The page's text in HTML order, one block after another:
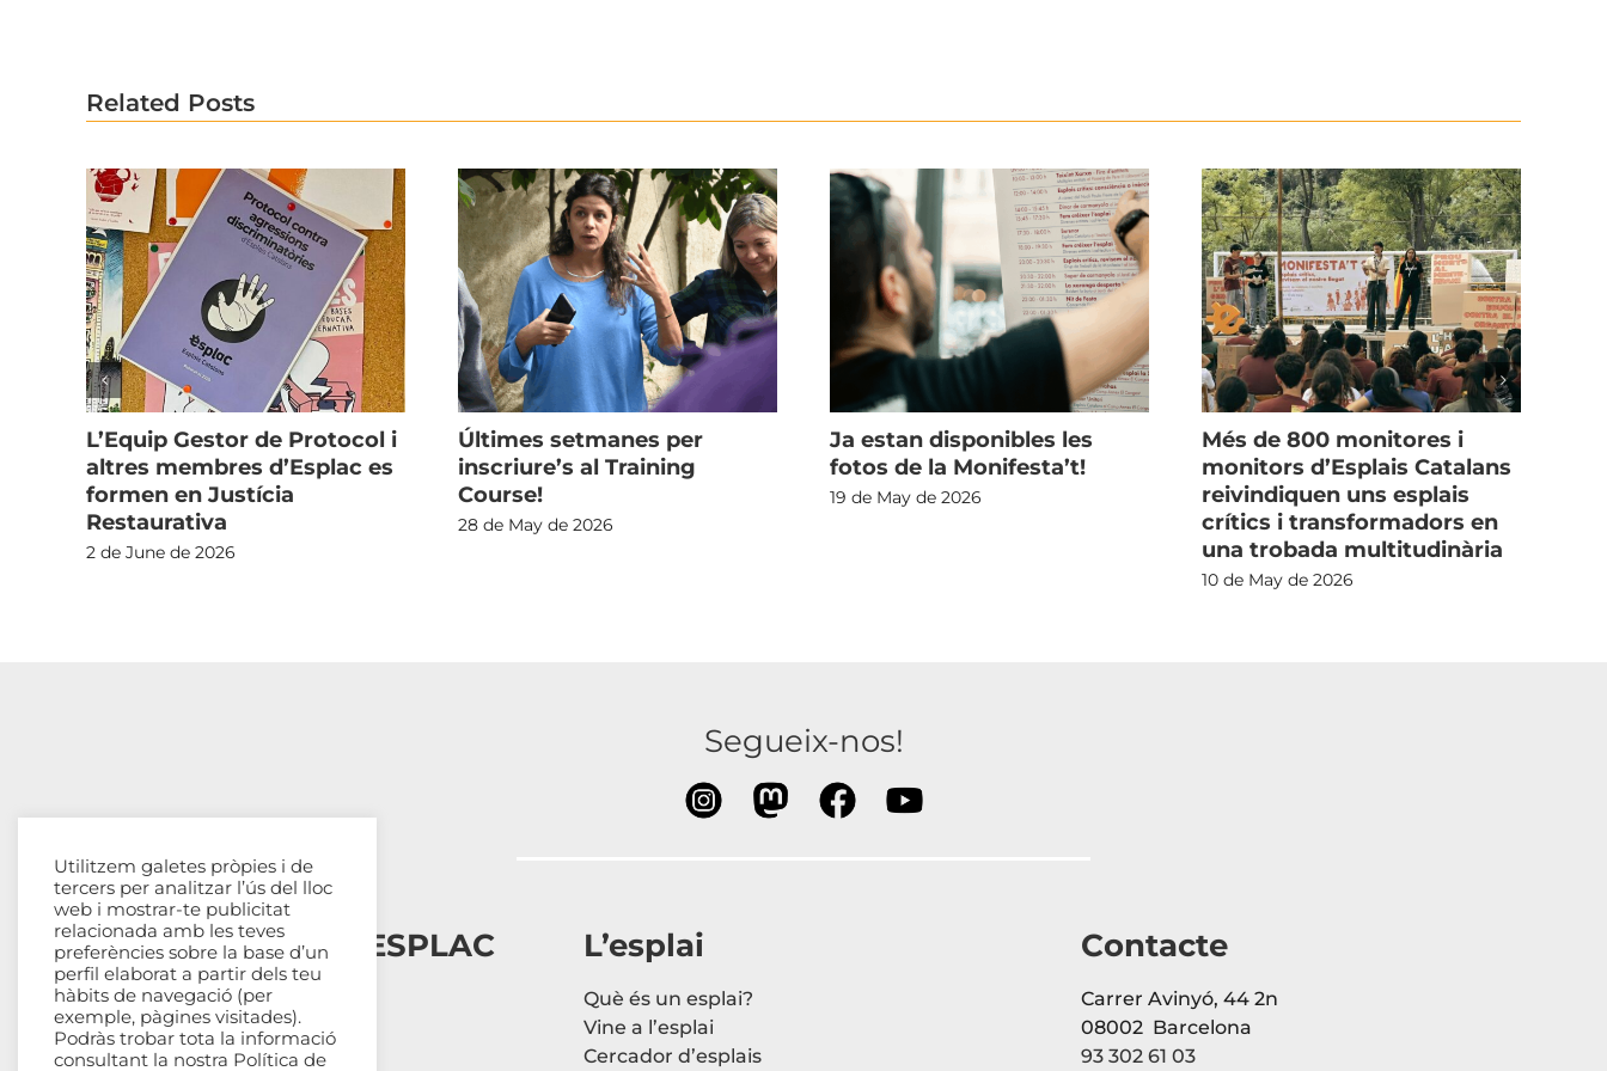
Related Posts
L’Equip Gestor de Protocol i
altres membres d’Esplac es
formen en Justícia
Restaurativa
2 de June de 2026
Últimes setmanes per
inscriure’s al Training
Course!
28 de May de 2026
Ja estan disponibles les
fotos de la Monifesta’t!
19 de May de 2026
Més de 800 monitores i
monitors d’Esplais Catalans
reivindiquen uns esplais
crítics i transformadors en
una trobada multitudinària
10 de May de 2026
Segueix-nos!
Esplais Catalans, ESPLAC
Qui som
Com ens organitzem
Transparència
L’esplai
Què és un esplai?
Vine a l’esplai
Cercador d’esplais
Contacte
Carrer Avinyó, 44 2n
08002 Barcelona
93 302 61 03
Utilitzem galetes pròpies i de
tercers per analitzar l’ús del lloc
web i mostrar-te publicitat
relacionada amb les teves
preferències sobre la base d’un
perfil elaborat a partir dels teu
hàbits de navegació (per
exemple, pàgines visitades).
Podràs trobar tota la informació
consultant la nostra Política de